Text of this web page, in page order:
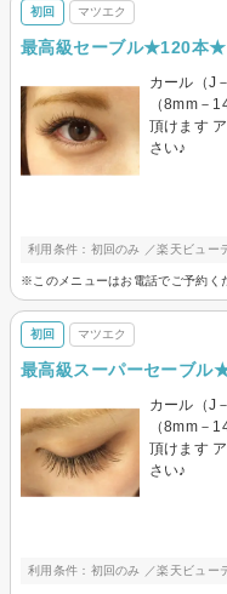
初回 マツエク
最高級セーブル★120本★
カール（J
（8mm－
頂けます
さい♪
利用条件：初回のみ ／楽天ビュー
※このメニューはお電話でご予約く
初回 マツエク
最高級スーパーセーブ
カール（J
（8mm－
頂けます
さい♪
利用条件：初回のみ ／楽天ビュー